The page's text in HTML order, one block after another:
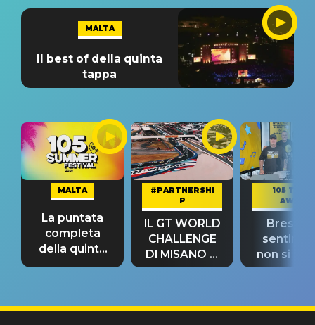
MALTA
Il best of della quinta
tappa
MALTA
La puntata
completa
della quinta
tappa
#PARTNERSHI
P
IL GT WORLD
CHALLENGE
DI MISANO si
riconferma
105 TAKE
AWAY
Bresh:
non si
fino alla